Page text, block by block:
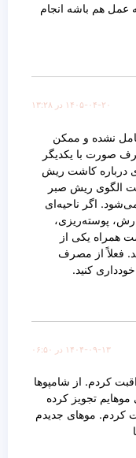
عمل هم باشه انجام
۱۴۰۵-۰۴-۲۰ در ۱۳:۲۸
کامل نشده و ممکن
صورت با یکدیگر
درباره کاشت ریش
الگوی ریش صبر
اگر ناحیه‌ای
پوسته‌ریزی،
همراه یکی از
فعلاً از مصرف
کنید.
۱۴۰۴-۰۹-۱۳ در ۰۶:۵۰
کردم. از شامپوها
تجویز کرده
کردم. موهای جدیدم